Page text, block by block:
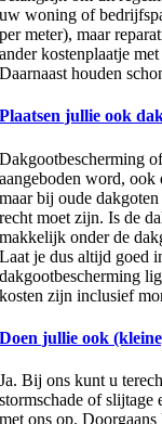
uw woning of
per meter), maar
ander kostenplaatje
Daarnaast houden
Plaatsen jullie ook
Dakgootbescherming
aangeboden word,
maar bij oude
recht moet zijn. Is de
makkelijk onder de
Laat je dus altijd goed
dakgootbescherming
kosten zijn inclusief
Doen jullie ook
Ja. Bij ons kunt u
stormschade of slijtage
met ons op.